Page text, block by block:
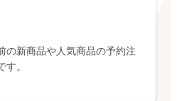
の新商品や人気商品の予約注
す。